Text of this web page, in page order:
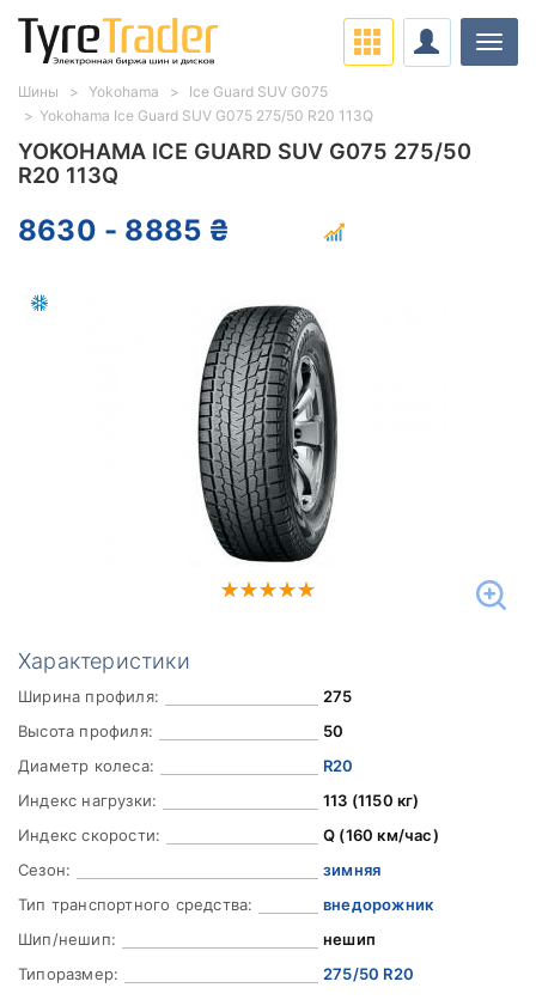
YOKOHAMA ICE GUARD SUV G075 275/50
R20 113Q
8630 - 8885 ₴
Характеристики
Ширина профиля:
275
Высота профиля:
50
Диаметр колеса:
R20
Индекс нагрузки:
113 (1150 кг)
Индекс скорости:
Q (160 км/час)
Сезон:
зимняя
Тип транспортного средства:
внедорожник
Шип/нешип:
нешип
Типоразмер:
275/50 R20
Шины Yokohama
Ice Guard SUV G075
Yokohama Ice Guard SUV G075 275/50 R20 113Q